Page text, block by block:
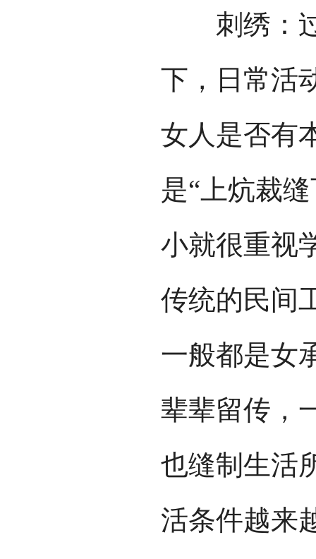
刺绣：过
下，日常活
女人是否有
是“上炕裁
小就很重视
传统的民间
一般都是女
辈辈留传，
也缝制生活
活条件越来